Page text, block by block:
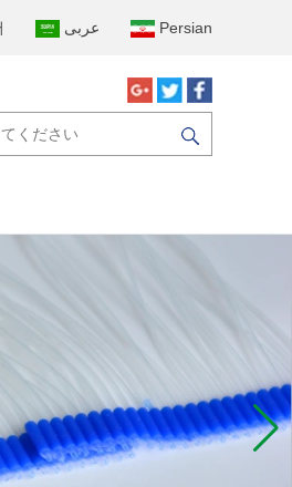
عربى Persian